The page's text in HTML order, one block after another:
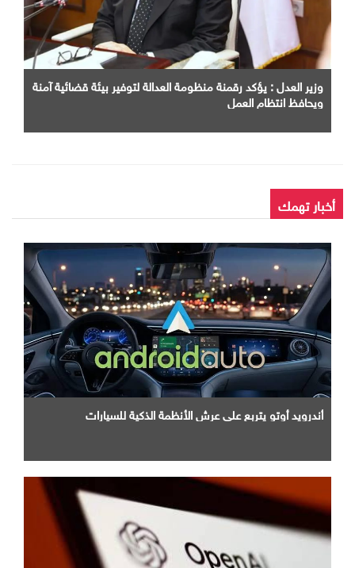
وزير العدل : يؤكد رقمنة منظومة العدالة لتوفير بيئة قضائية آمنة
ويحافظ انتظام العمل
أخبار تهمك
أندرويد أوتو يتربع علي عرش الأنظمة الذكية للسيارات